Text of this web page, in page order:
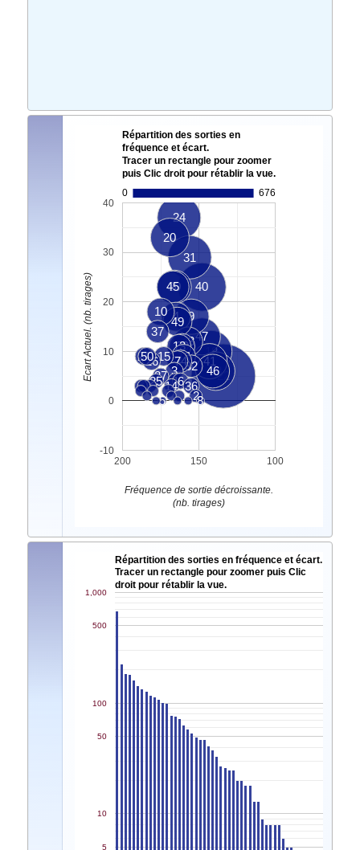
Répartition des sorties en
fréquence et écart.
Tracer un rectangle pour zoomer
puis Clic droit pour rétablir la vue.
0
676
22
40
24
31
18
20
33
47
9
41
30
46
45
4
43
49
10
39
13
16
32
34
37
7
15
3
2126
50
16
27
36
14
25
2
5 8
200 150 100
-10
0
10
20
30
40
Fréquence de sortie décroissante.
(nb. tirages)
Ecart Actuel. (nb. tirages)
Répartition des sorties en fréquence et écart.
Tracer un rectangle pour zoomer puis Clic
droit pour rétablir la vue.
5
10
50
100
500
1,000